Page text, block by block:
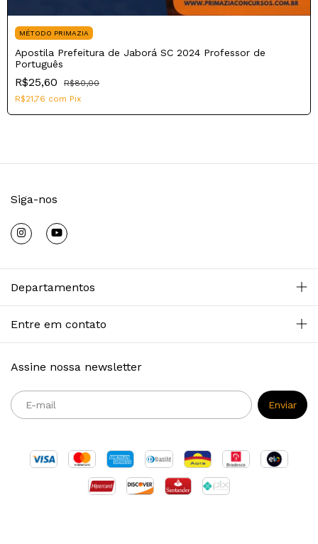
MÉTODO PRIMAZIA
Apostila Prefeitura de Jaborá SC 2024 Professor de
Português
R$25,60
R$80,00
R$21,76 com Pix
Siga-nos
Departamentos
Entre em contato
Assine nossa newsletter